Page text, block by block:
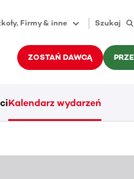
Firmy & inne Szukaj
ZOSTAŃ DAWCĄ
Kalendarz wydarzeń